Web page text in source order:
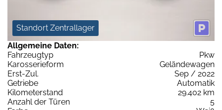
Standort Zentrallager
Allgemeine Daten:
Fahrzeugtyp
Pkw
Karosserieform
Geländewagen
Erst-Zul.
Sep / 2022
Getriebe
Automatik
Kilometerstand
29.402 km
Anzahl der Türen
5